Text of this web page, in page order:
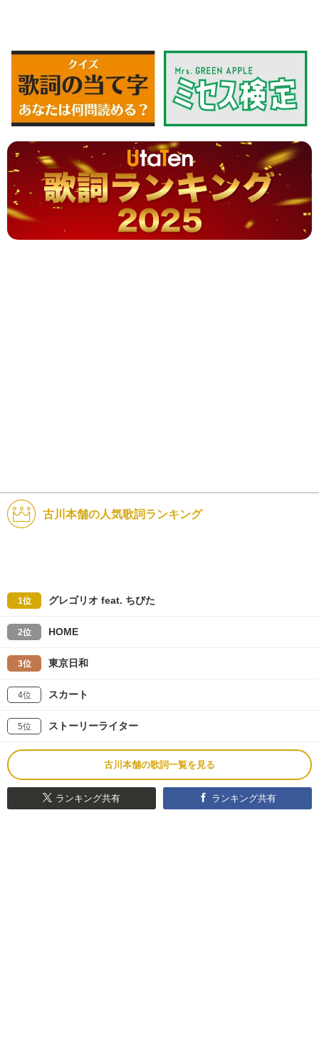
古川本舗の人気歌詞ランキング
1位 グレゴリオ feat. ちびた
2位 HOME
3位 東京日和
4位 スカート
5位 ストーリーライター
古川本舗の歌詞一覧を見る
ランキング共有 ランキング共有